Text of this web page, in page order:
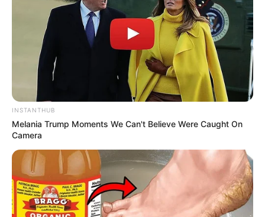
INSTANTHUB
Melania Trump Moments We Can't Believe Were Caught On
Camera